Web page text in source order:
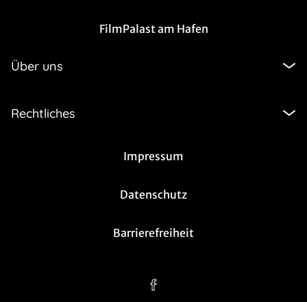
FilmPalast am Hafen
Über uns
Rechtliches
Impressum
Datenschutz
Barrierefreiheit